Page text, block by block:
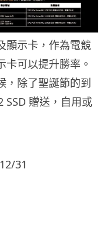
顯示卡，作為電競
卡可以提升勝率。
，除了聖誕節的到
SSD 贈送，自用或
31